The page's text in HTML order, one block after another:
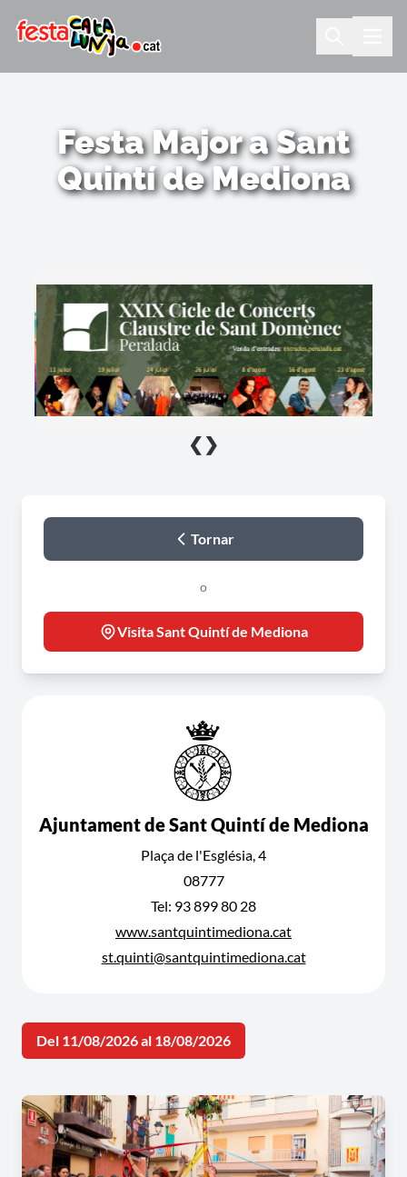
Festa Major a Sant
Quintí de Mediona
❮ ❯
Tornar
o
Visita Sant Quintí de Mediona
Ajuntament de Sant Quintí de Mediona
Plaça de l'Església, 4
08777
Tel: 93 899 80 28
www.santquintimediona.cat
st.quinti@santquintimediona.cat
Del 11/08/2026 al 18/08/2026